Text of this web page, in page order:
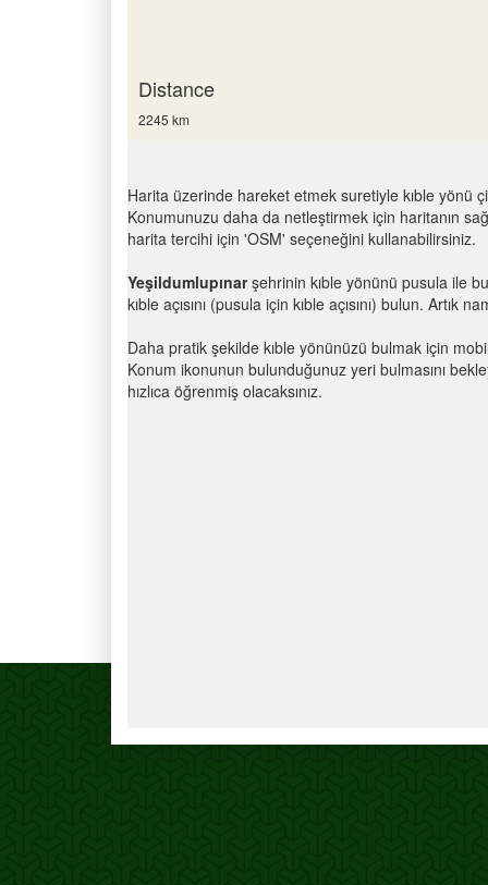
Distance
2245 km
Harita üzerinde hareket etmek suretiyle kıble yönü
Konumunuzu daha da netleştirmek için haritanın
harita tercihi için 'OSM' seçeneğini kullanabilirsiniz.
Yeşildumlupınarşehrinin kıble yönünü pusula ile
kıble açısını (pusula için kıble açısını) bulun. Artık
Daha pratik şekilde kıble yönünüzü bulmak için
Konum ikonunun bulunduğunuz yeri bulmasını
hızlıca öğrenmiş olacaksınız.